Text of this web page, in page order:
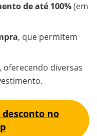
de até 100%(em
, que permitem
, oferecendo diversas
no